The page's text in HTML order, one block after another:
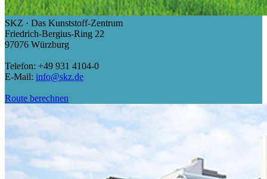
SKZ · Das Kunststoff-Zentrum
Friedrich-Bergius-Ring 22
97076 Würzburg
Telefon: +49 931 4104-0
E-Mail: info@skz.de
Route berechnen